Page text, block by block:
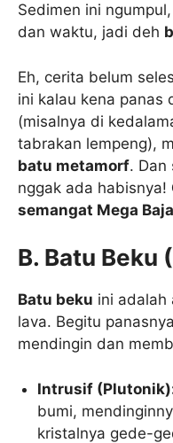
Sedimen ini
dan waktu, jadi deh
Eh, cerita belum
ini kalau kena panas
(misalnya di
tabrakan lempeng),
batu metamorf. Dan
nggak ada habisnya!
semangat Mega
B. Batu Beku
Batu beku ini adalah
lava. Begitu
mendingin dan
Intrusif
bumi,
kristalnya gede-